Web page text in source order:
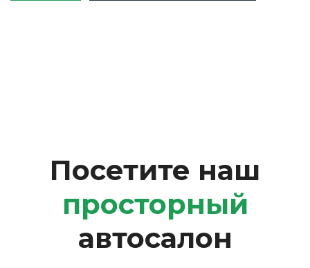
Посетите наш
просторный
автосалон